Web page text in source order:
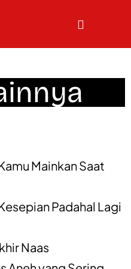
Mainkan Saat
Padahal Lagi
Naas